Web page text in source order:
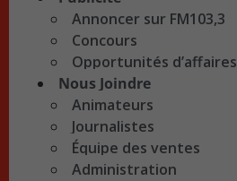
Annoncer sur FM103,3
Concours
Opportunités d’affaires
Nous Joindre
Animateurs
Journalistes
Équipe des ventes
Administration